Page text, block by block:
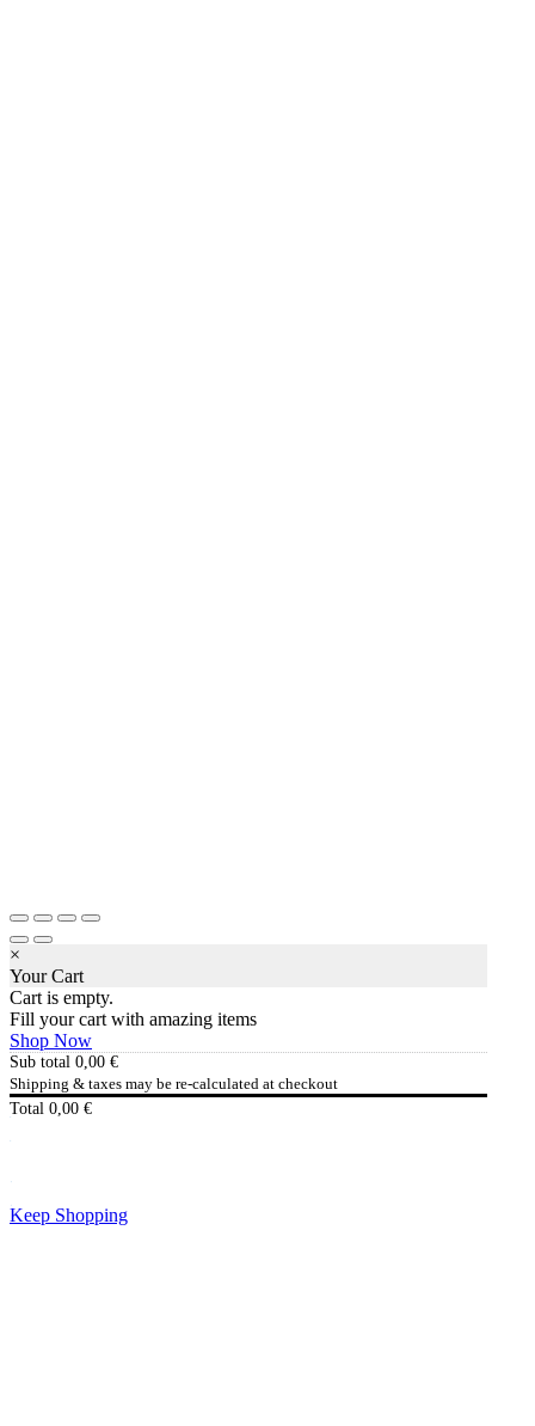
×
Your Cart
Cart is empty.
Fill your cart with amazing items
Shop Now
Sub total 0,00 €
Shipping & taxes may be re-calculated at checkout
Total 0,00 €
Keep Shopping